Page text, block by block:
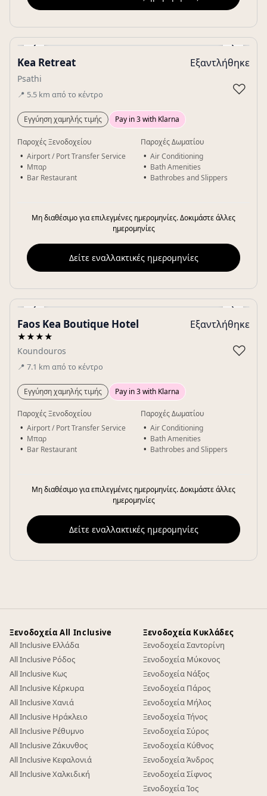
‹ ›
Gallery
Kea Retreat
Psathi
📍 5.5 km από το κέντρο
Εξαντλήθηκε
♡
Εγγύηση χαμηλής τιμής Pay in 3 with Klarna
Παροχές Ξενοδοχείου
Airport / Port Transfer Service
Μπαρ
Bar Restaurant
Παροχές Δωματίου
Air Conditioning
Bath Amenities
Bathrobes and Slippers
Μη διαθέσιμο για επιλεγμένες ημερομηνίες. Δοκιμάστε άλλες
ημερομηνίες
Δείτε εναλλακτικές ημερομηνίες
‹ ›
Gallery
Faos Kea Boutique Hotel
★★★★
Koundouros
📍 7.1 km από το κέντρο
Εξαντλήθηκε
♡
Εγγύηση χαμηλής τιμής Pay in 3 with Klarna
Παροχές Ξενοδοχείου
Airport / Port Transfer Service
Μπαρ
Bar Restaurant
Παροχές Δωματίου
Air Conditioning
Bath Amenities
Bathrobes and Slippers
Μη διαθέσιμο για επιλεγμένες ημερομηνίες. Δοκιμάστε άλλες
ημερομηνίες
Δείτε εναλλακτικές ημερομηνίες
Ξενοδοχεία All Inclusive
All Inclusive Ελλάδα
All Inclusive Ρόδος
All Inclusive Κως
All Inclusive Κέρκυρα
All Inclusive Χανιά
All Inclusive Ηράκλειο
All Inclusive Ρέθυμνο
All Inclusive Ζάκυνθος
All Inclusive Κεφαλονιά
All Inclusive Χαλκιδική
Ξενοδοχεία Κυκλάδες
Ξενοδοχεία Σαντορίνη
Ξενοδοχεία Μύκονος
Ξενοδοχεία Νάξος
Ξενοδοχεία Πάρος
Ξενοδοχεία Μήλος
Ξενοδοχεία Τήνος
Ξενοδοχεία Σύρος
Ξενοδοχεία Κύθνος
Ξενοδοχεία Άνδρος
Ξενοδοχεία Σίφνος
Ξενοδοχεία Ίος